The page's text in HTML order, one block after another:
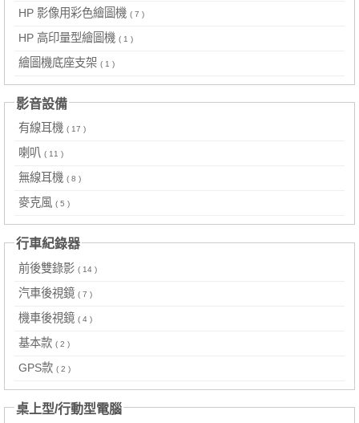
HP 影像用彩色繪圖機 ( 7 )
HP 高印量型繪圖機 ( 1 )
繪圖機底座支架 ( 1 )
影音設備
有線耳機 ( 17 )
喇叭 ( 11 )
無線耳機 ( 8 )
麥克風 ( 5 )
行車紀錄器
前後雙錄影 ( 14 )
汽車後視鏡 ( 7 )
機車後視鏡 ( 4 )
基本款 ( 2 )
GPS款 ( 2 )
桌上型/行動型電腦